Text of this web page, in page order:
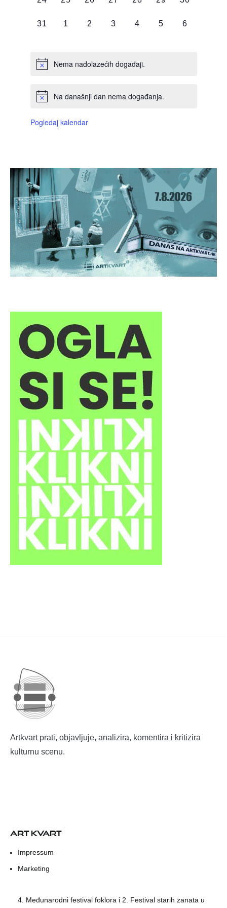
0
31
0
1
0
2
0
3
0
4
0
5
0
6
Nema nadolazećih događaji.
Na današnji dan nema događanja.
Pogledaj kalendar
Artkvart prati, objavljuje, analizira, komentira i kritizira
kulturnu scenu.
ART KVART
Impressum
Marketing
4. Međunarodni festival foklora i 2. Festival starih zanata u